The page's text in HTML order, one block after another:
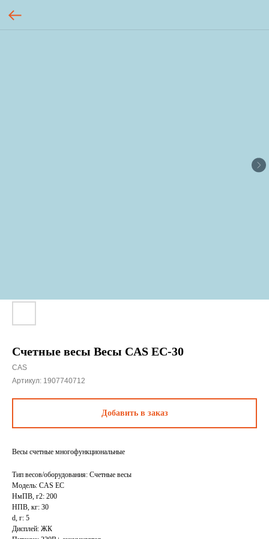
Счетные весы Весы CAS EC-30
CAS
Артикул: 1907740712
Добавить в заказ
Весы счетные многофункциональные
Тип весов/оборудования: Счетные весы
Модель: CAS EC
НмПВ, г2: 200
НПВ, кг: 30
d, г: 5
Дисплей: ЖК